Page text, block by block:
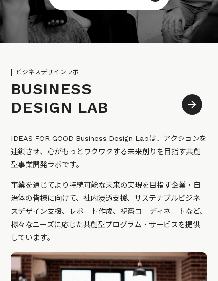
ビジネスデザインラボ
BUSINESS
DESIGN LAB
IDEAS FOR GOOD Business Design Labは、アクションを
連鎖させ、心がもっとワクワクする未来創りを目指す共創
型事業開発ラボです。
事業を通じてより持続可能な未来の実現を目指す企業・自
治体の皆様に向けて、社内浸透支援、サステナブルビジネ
スデザイン支援、レポート作成、視察コーディネートなど、
様々なニーズに応じた共創型プログラム・サービスを提供
しています。